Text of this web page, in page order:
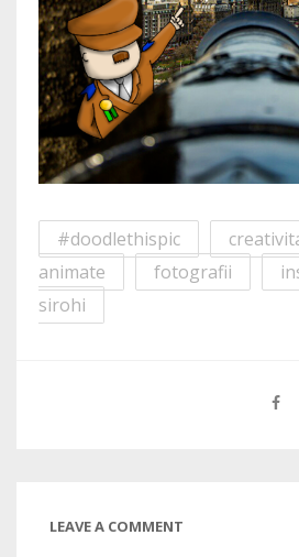
#doodlethispic
animate
fotografii
sirohi
LEAVE A COMMENT